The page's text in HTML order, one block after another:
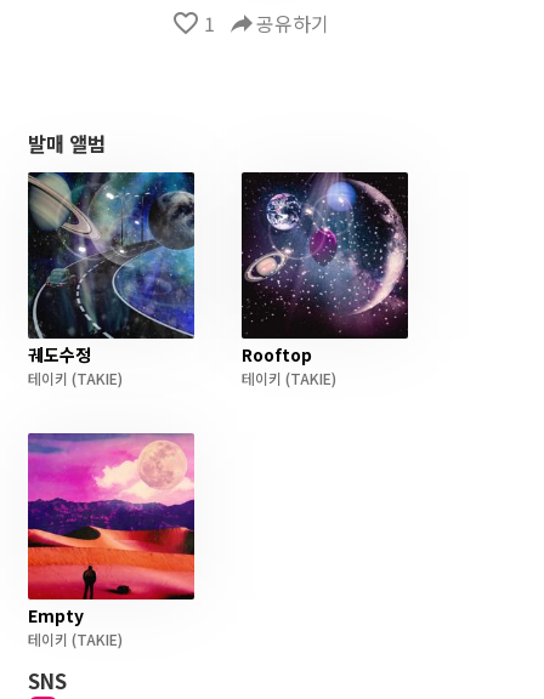
favorite_border 1 reply공유하기
발매 앨범
궤도수정
테이키 (TAKIE)
Rooftop
테이키 (TAKIE)
Empty
테이키 (TAKIE)
SNS